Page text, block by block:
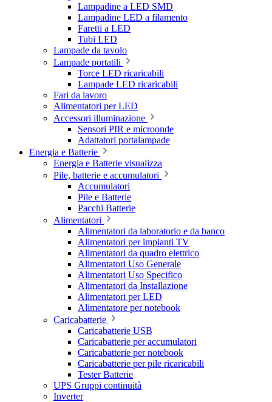
Lampadine a LED SMD
Lampadine LED a filamento
Faretti a LED
Tubi LED
Lampade da tavolo
Lampade portatili
Torce LED ricaricabili
Lampade LED ricaricabili
Fari da lavoro
Alimentatori per LED
Accessori illuminazione
Sensori PIR e microonde
Adattatori portalampade
Energia e Batterie
Energia e Batterie visualizza
Pile, batterie e accumulatori
Accumulatori
Pile e Batterie
Pacchi Batterie
Alimentatori
Alimentatori da laboratorio e da banco
Alimentatori per impianti TV
Alimentatori da quadro elettrico
Alimentatori Uso Generale
Alimentatori Uso Specifico
Alimentatori da Installazione
Alimentatori per LED
Alimentatore per notebook
Caricabatterie
Caricabatterie USB
Caricabatterie per accumulatori
Caricabatterie per notebook
Caricabatterie per pile ricaricabili
Tester Batterie
UPS Gruppi continuità
Inverter